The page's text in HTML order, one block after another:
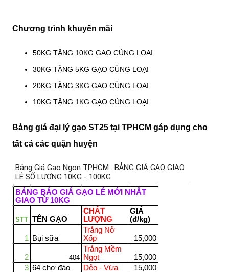
Chương trình khuyến mãi
50KG TẶNG 10KG GẠO CÙNG LOẠI
30KG TẶNG 5KG GẠO CÙNG LOẠI
20KG TẶNG 3KG GẠO CÙNG LOẠI
10KG TẶNG 1KG GẠO CÙNG LOẠI
Bảng giá đại lý gạo ST25 tại TPHCM gáp dụng cho
tất cả các quận huyện